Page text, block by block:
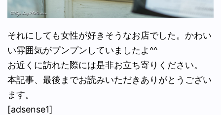
それにしても女性が好きそうなお店でした。かわい
い雰囲気がプンプンしていましたよ^^
お近くに訪れた際には是非お立ち寄りください。
本記事、最後までお読みいただきありがとうござい
ます。
[adsense1]